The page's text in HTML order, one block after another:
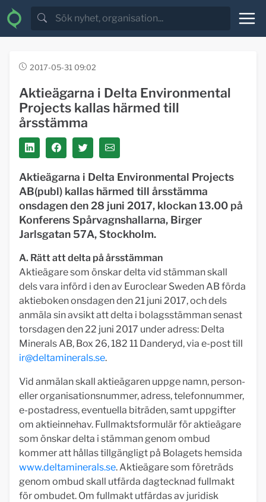
2017-05-31 09:02
Aktieägarna i Delta Environmental
Projects kallas härmed till
årsstämma
Aktieägarna i Delta Environmental Projects
AB(publ) kallas härmed till årsstämma
onsdagen den 28 juni 2017, klockan 13.00 på
Konferens Spårvagnshallarna, Birger
Jarlsgatan 57A, Stockholm.
A. Rätt att delta på årsstämman
Aktieägare som önskar delta vid stämman skall
dels vara införd i den av Euroclear Sweden AB förda
aktieboken onsdagen den 21 juni 2017, och dels
anmäla sin avsikt att delta i bolagsstämman senast
torsdagen den 22 juni 2017 under adress: Delta
Minerals AB, Box 26, 182 11 Danderyd, via e-post till
ir@deltaminerals.se.
Vid anmälan skall aktieägaren uppge namn, person-
eller organisationsnummer, adress, telefonnummer,
e-postadress, eventuella biträden, samt uppgifter
om aktieinnehav. Fullmaktsformulär för aktieägare
som önskar delta i stämman genom ombud
kommer att hållas tillgängligt på Bolagets hemsida
www.deltaminerals.se. Aktieägare som företräds
genom ombud skall utfärda dagtecknad fullmakt
för ombudet. Om fullmakt utfärdas av juridisk